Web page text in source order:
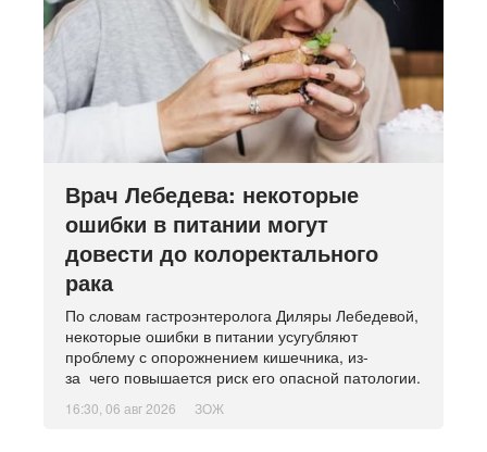
Врач Лебедева: некоторые
ошибки в питании могут
довести до колоректального
рака
По словам гастроэнтеролога Диляры Лебедевой,
некоторые ошибки в питании усугубляют
проблему с опорожнением кишечника, из-
за чего повышается риск его опасной патологии.
16:30, 06 авг 2026 ЗОЖ